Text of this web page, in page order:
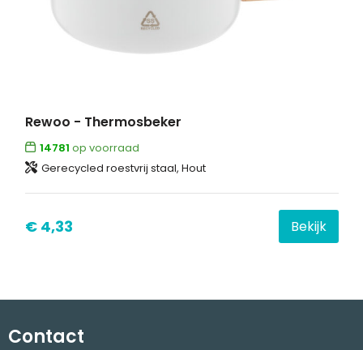
Rewoo - Thermosbeker
14781 op voorraad
Gerecycled roestvrij staal, Hout
€ 4,33 Bekijk
Contact